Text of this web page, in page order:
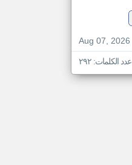
Aug 07, 2026
عدد الكلمات: ٢٩٢